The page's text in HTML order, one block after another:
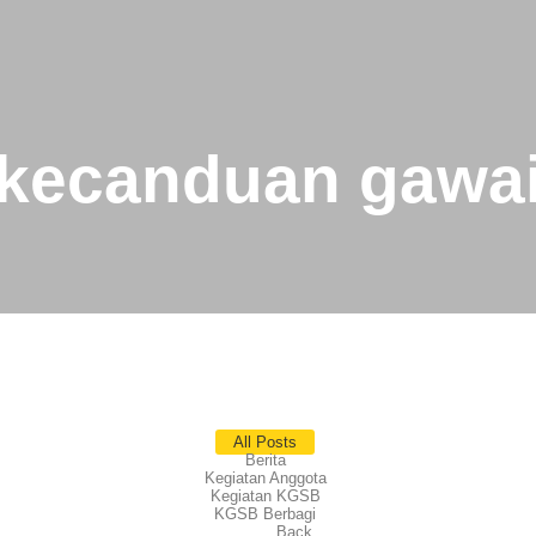
All Posts
Berita
Kegiatan Anggota
Kegiatan KGSB
KGSB Berbagi
Back